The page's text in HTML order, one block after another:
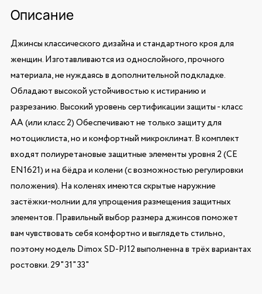
Описание
Джинсы классического дизайна и стандартного кроя для
женщин. Изготавливаются из однослойного, прочного
материала, не нуждаясь в дополнительной подкладке.
Обладают высокой устойчивостью к истиранию и
разрезанию. Высокий уровень сертификации защиты - класс
AA (или класс 2) Обеспечивают не только защиту для
мотоциклиста, но и комфортный микроклимат. В комплект
входят полиуретановые защитные элементы уровня 2 (CE
EN1621) и на бёдра и колени (с возможностью регулировки
положения). На коленях имеются скрытые наружние
застёжки-молнии для упрощения размещения защитных
элементов. Правильный выбор размера джинсов поможет
вам чувствовать себя комфортно и выглядеть стильно,
поэтому модель Dimox SD-PJ12 выполненна в трёх вариантах
ростовки. 29" 31" 33"